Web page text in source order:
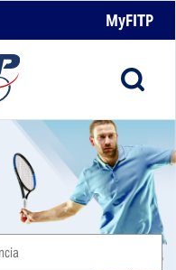
MyFITP